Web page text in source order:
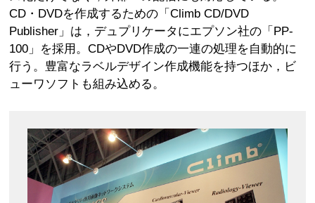
CD・DVDを作成するための「Climb CD/DVD
Publisher」は，デュプリケータにエプソン社の「PP-
100」を採用。CDやDVD作成の一連の処理を自動的に
行う。豊富なラベルデザイン作成機能を持つほか，ビ
ューワソフトも組み込める。